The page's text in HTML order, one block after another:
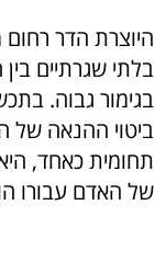
היוצרת הדר
בלתי שגרתיים
בגימור גבוה.
ביטוי ההנאה של
תחומית כאחד,
של האדם עבורו